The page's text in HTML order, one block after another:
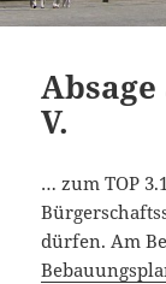
V.
… zum TOP
dürfen. Am